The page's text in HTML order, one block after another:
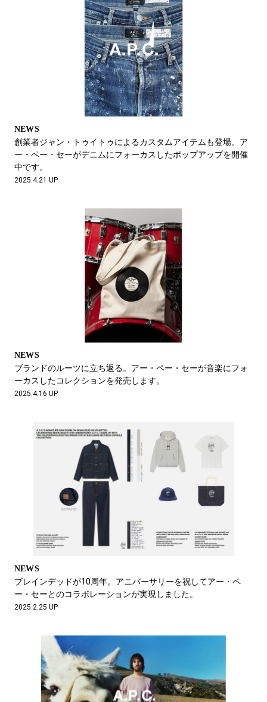
NEWS
創業者ジャン・トゥイトゥによるカスタムアイテムも登場。ア
ー・ペー・セーがデニムにフォーカスしたポップアップを開催
中です。
2025.4.21 UP
NEWS
ブランドのルーツに立ち返る。アー・ペー・セーが音楽にフォ
ーカスしたコレクションを発売します。
2025.4.16 UP
NEWS
ブレインデッドが10周年。アニバーサリーを祝してアー・ペ
ー・セーとのコラボレーションが実現しました。
2025.2.25 UP